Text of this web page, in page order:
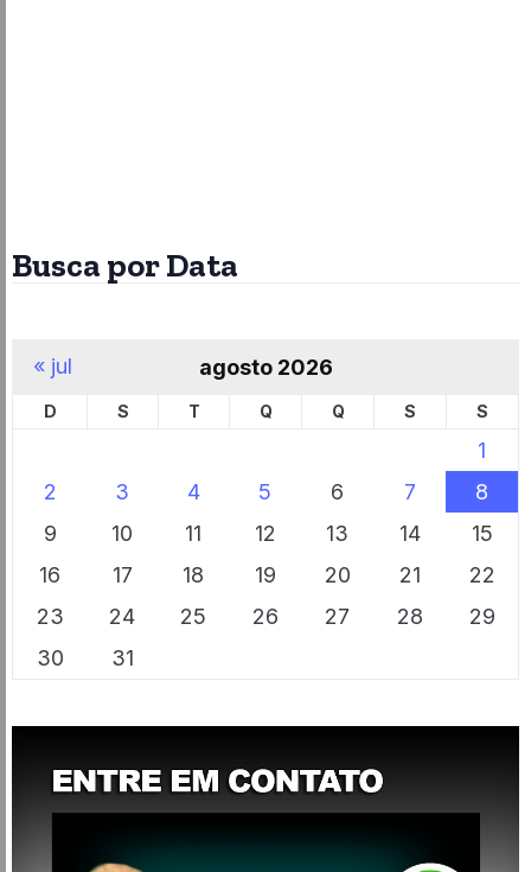
Busca por Data
agosto 2026
D S T Q Q S S
1
2
3 4 5 6 7
8
9
10 11 12 13 14
15
16
17 18 19 20 21
22
23
24 25 26 27 28
29
30
31
« jul